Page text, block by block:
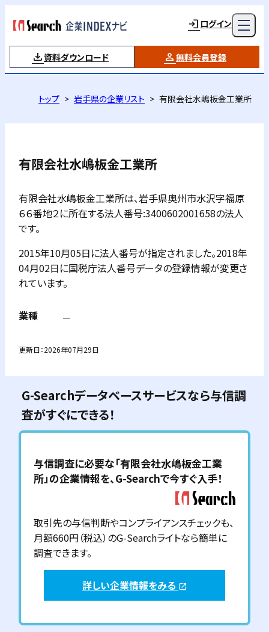
ログイン
資料ダウンロード 無料会員登録
トップ 岩手県の企業リスト 有限会社水嶋板金工業所
有限会社水嶋板金工業所
有限会社水嶋板金工業所は、岩手県奥州市水沢字福原
６６番地２に所在する法人番号:3400602001658の法人
です。
2015年10月05日に法人番号が指定されました。2018年
04月02日に国税庁法人番号データの登録情報が変更さ
れています。
業種 －
更新日：2026年07月29日
G-Searchデータベースサービスなら与信調
査がすぐにできる！
与信調査に必要な「有限会社水嶋板金工業
所」の企業情報を、G-Searchで今すぐ入手！
取引先の与信判断やコンプライアンスチェックも、
月額660円（税込）のG-Searchライトなら簡単に
調査できます。
詳しい企業情報をみる open_in_new